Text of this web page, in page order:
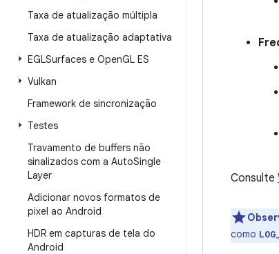
Taxa de atualização múltipla
Taxa de atualização adaptativa
EGLSurfaces e OpenGL ES
Vulkan
Framework de sincronização
Testes
Travamento de buffers não
sinalizados com a AutoSingle
Layer
Adicionar novos formatos de
pixel ao Android
HDR em capturas de tela do
Android
Consulte
como